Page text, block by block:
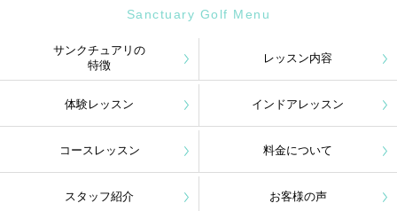
Sanctuary Golf Menu
サンクチュアリの
特徴
レッスン内容
体験レッスン インドアレッスン
コースレッスン 料金について
スタッフ紹介 お客様の声